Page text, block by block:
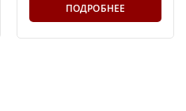
ПОДРОБНЕЕ